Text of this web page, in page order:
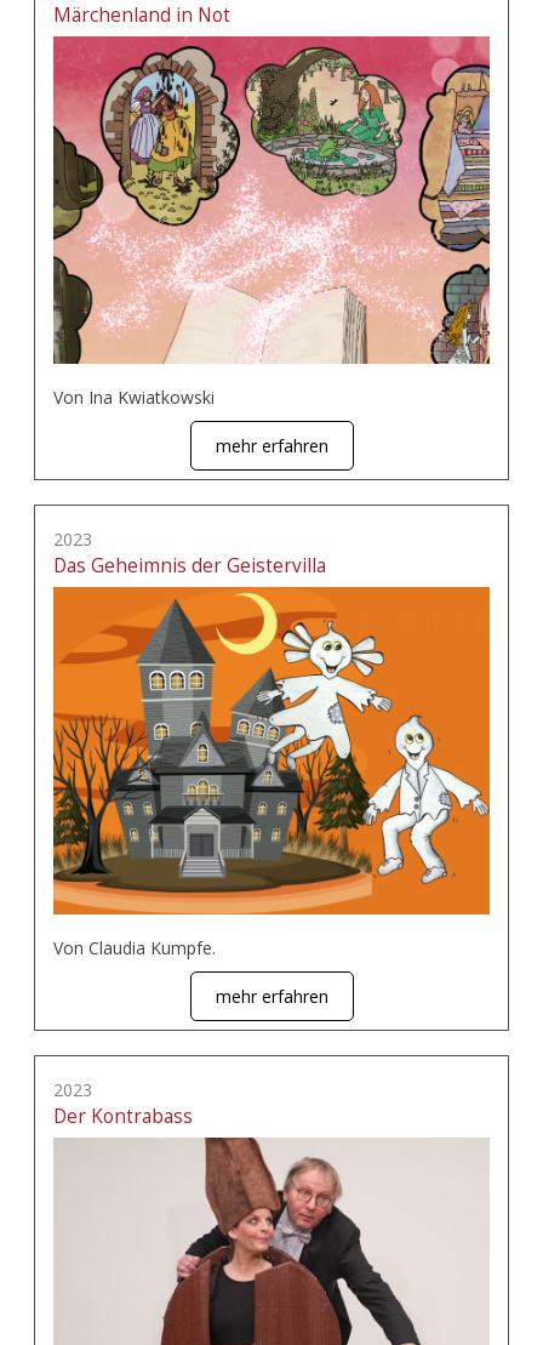
Märchenland in Not
Von Ina Kwiatkowski
mehr erfahren
2023
Das Geheimnis der Geistervilla
Von Claudia Kumpfe.
mehr erfahren
2023
Der Kontrabass